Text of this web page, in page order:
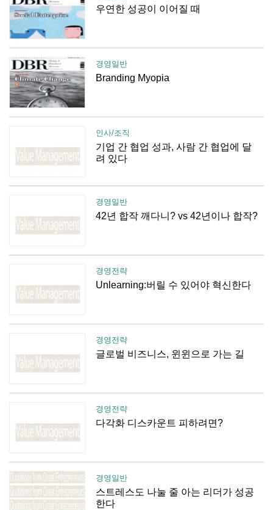
우연한 성공이 이어질 때
경영일반
Branding Myopia
인사/조직
기업 간 협업 성과, 사람 간 협업에 달
려 있다
경영일반
42년 합작 깨다니? vs 42년이나 합작?
경영전략
Unlearning:버릴 수 있어야 혁신한다
경영전략
글로벌 비즈니스, 윈윈으로 가는 길
경영전략
다각화 디스카운트 피하려면?
경영일반
스트레스도 나눌 줄 아는 리더가 성공
한다